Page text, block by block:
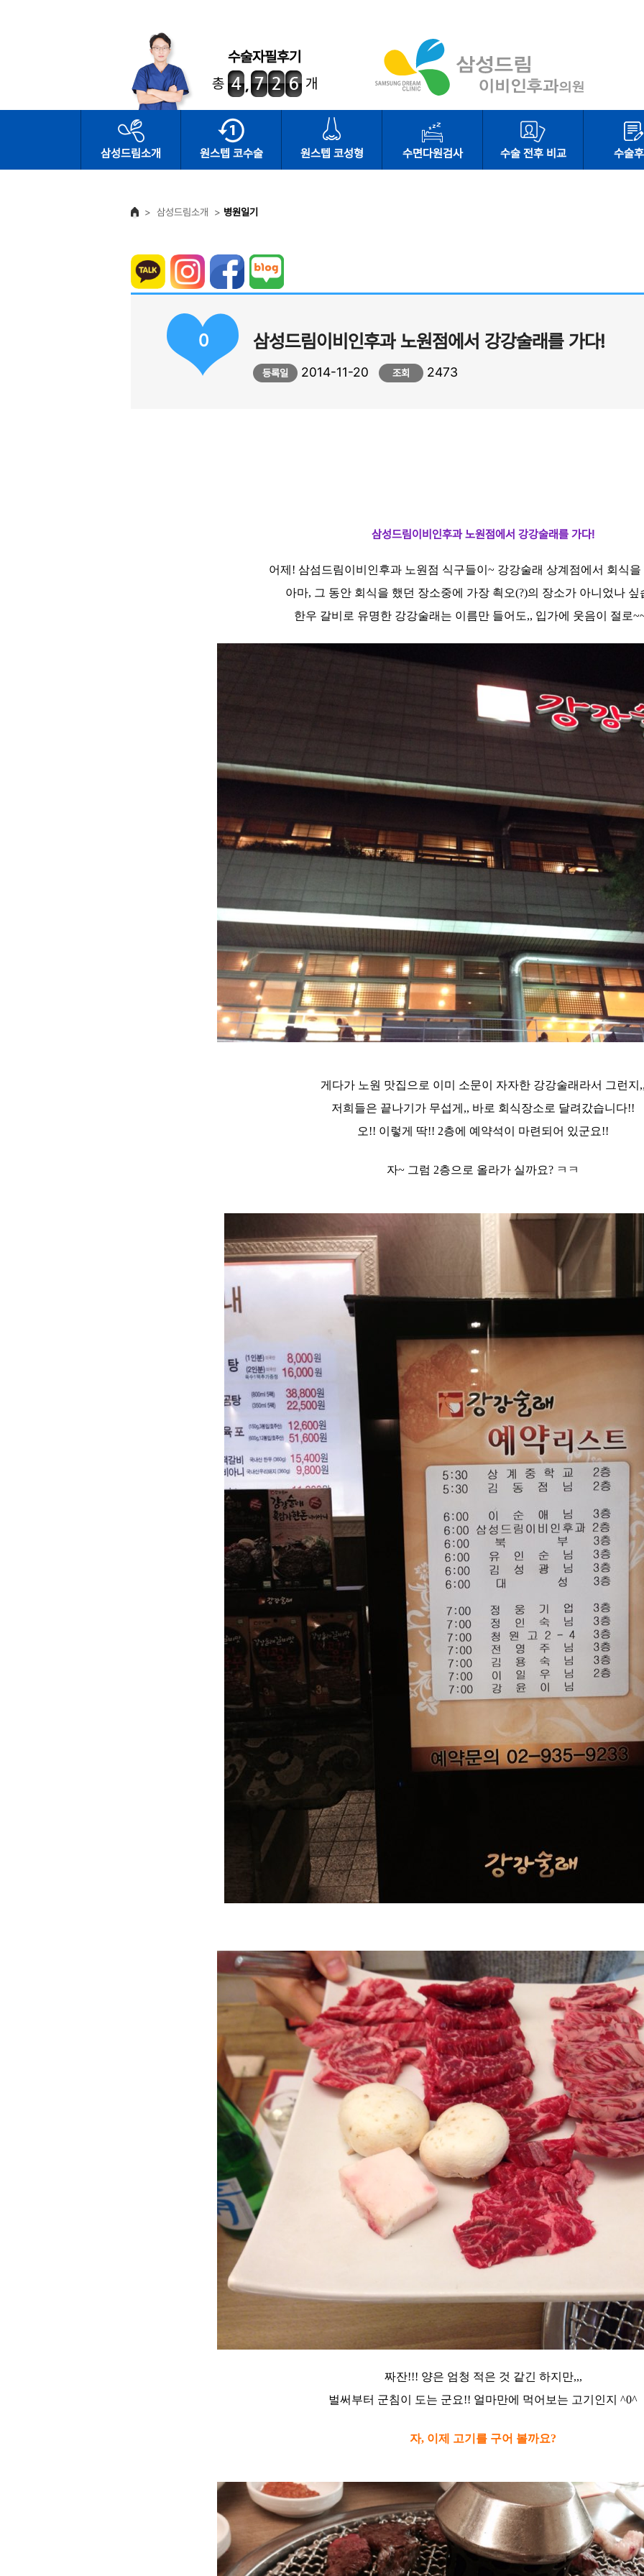
수술자필후기
총
개
삼성드림소개 원스텝 코수술 원스텝 코성형 수면다원검사 수술 전후 비교 수술
> 삼성드림소개 > 병원일기
0 삼성드림이비인후과 노원점에서 강강술래를 가다!
등록일 2014-11-20 조회 2473
삼성드림이비인후과 노원점에서 강강술래를 가다!
어제! 삼섬드림이비인후과 노원점 식구들이~ 강강술래 상계점에서 회식
아마, 그 동안 회식을 했던 장소중에 가장 쵝오(?)의 장소가 아니었나 싶
한우 갈비로 유명한 강강술래는 이름만 들어도,, 입가에 웃음이 절로
게다가 노원 맛집으로 이미 소문이 자자한 강강술래라서 그런지
저희들은 끝나기가 무섭게,, 바로 회식장소로 달려갔습니다!!
오!! 이렇게 딱!! 2층에 예약석이 마련되어 있군요!!
자~ 그럼 2층으로 올라가 실까요? ㅋㅋ
짜잔!!! 양은 엄청 적은 것 같긴 하지만,,,
벌써부터 군침이 도는 군요!! 얼마만에 먹어보는 고기인지 ^0^
자, 이제 고기를 구어 볼까요?